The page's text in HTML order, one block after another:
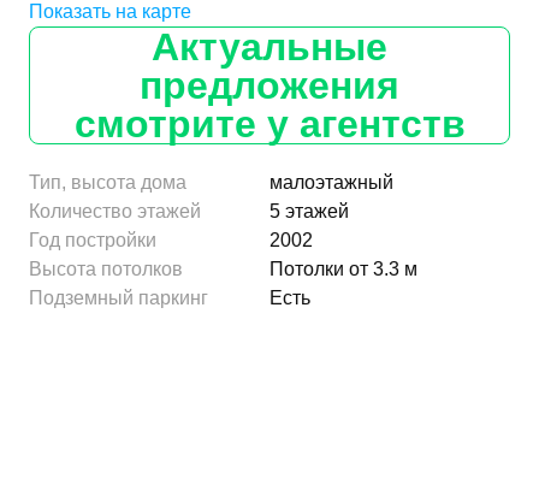
Показать на карте
Актуальные
предложения
смотрите у агентств
Тип, высота дома
малоэтажный
Количество этажей
5 этажей
Год постройки
2002
Высота потолков
Потолки от 3.3 м
Подземный паркинг
Есть